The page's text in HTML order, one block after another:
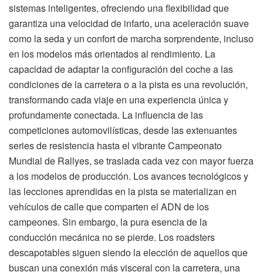
sistemas inteligentes, ofreciendo una flexibilidad que
garantiza una velocidad de infarto, una aceleración suave
como la seda y un confort de marcha sorprendente, incluso
en los modelos más orientados al rendimiento. La
capacidad de adaptar la configuración del coche a las
condiciones de la carretera o a la pista es una revolución,
transformando cada viaje en una experiencia única y
profundamente conectada. La influencia de las
competiciones automovilísticas, desde las extenuantes
series de resistencia hasta el vibrante Campeonato
Mundial de Rallyes, se traslada cada vez con mayor fuerza
a los modelos de producción. Los avances tecnológicos y
las lecciones aprendidas en la pista se materializan en
vehículos de calle que comparten el ADN de los
campeones. Sin embargo, la pura esencia de la
conducción mecánica no se pierde. Los roadsters
descapotables siguen siendo la elección de aquellos que
buscan una conexión más visceral con la carretera, una